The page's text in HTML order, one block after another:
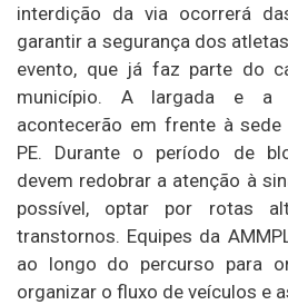
interdição da via ocorrerá
garantir a segurança dos
evento, que já faz parte do
município. A largada e a
acontecerão em frente à sede
PE. Durante o período de
devem redobrar a atenção à
possível, optar por rotas
transtornos. Equipes da
ao longo do percurso para
organizar o fluxo de veículos e